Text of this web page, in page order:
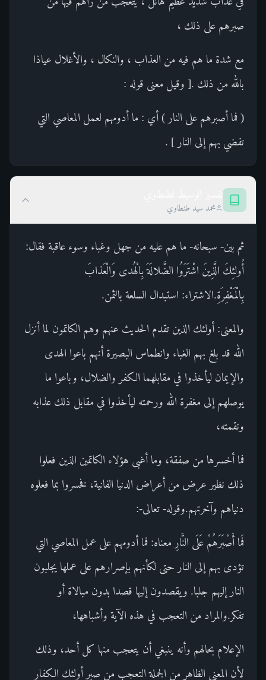
صبرهم على ذلك ،
مع شدة ما هم فيه من العذاب ، والنكال ، والأغلال عياذا
بالله من ذلك .[ وقيل معنى قوله :
( فما أصبرهم على النار ) أي : ما أدومهم لعمل المعاصي التي
تفضي بهم إلى النار ] .
محمد سيد طنطاوي
ثم بين- سبحانه- ما هم عليه من جهل وغباء وسوء عاقبة فقال:
أُولئِكَ الَّذِينَ اشْتَرَوُا الضَّلالَةَ بِالْهُدى وَالْعَذابَ
بِالْمَغْفِرَةِ.الاشتراء: استبدال السلعة بالثمن.
والمعنى: أولئك الذين تقدم الحديث عنهم وهم الكاتمون لما أنزل
الله قد بلغ بهم الغباء وانطماس البصيرة أنهم باعوا الهدى
والإيمان ليأخذوا في مقابلهما الكفر والضلال، وباعوا ما
يوصلهم إلى مغفرة الله ورحمته ليأخذوا في مقابل ذلك عذابه
ونقمته،
فما أخسرها من صفقة، وما أغبى هؤلاء الكاتمين الذين فعلوا
ذلك نظير عرض من أعراض الدنيا الفانية، فخسروا بما فعلوه
دنياهم وآخرتهم.وقوله- تعالى-:
فَما أَصْبَرَهُمْ عَلَى النَّارِ معناه: فما أدومهم على عمل المعاصي التي
تؤدى بهم إلى النار حتى لكأنهم بإصرارهم على عملها يجلبون
النار إليهم جلبا. ويقصدون إليها قصدا بدون مبالاة أو
تفكر.والمراد من التعجب في هذه الآية وأشباهها،
الإعلام بحالهم وأنه ينبغي أن يتعجب منها كل أحد، وذلك
لأن المعنى الظاهر من الجملة التعجب من صبر أولئك الكفار